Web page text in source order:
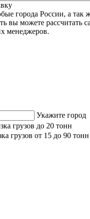
города России, а так
вы можете рассчитать
менеджеров.
Укажите город
грузов до 20 тонн
грузов от 15 до 90 тонн